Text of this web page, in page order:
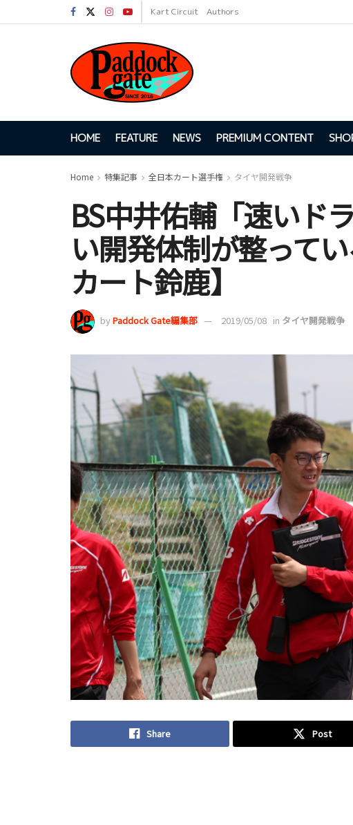
Kart Circuit Authors
HOME FEATURE NEWS PREMIUM CONTENT
Home 特集記事 全日本カート選手権 タイヤ開発戦争
BS中井佑輔「速いド
い開発体制が整って
カート鈴鹿】
byPaddock Gate編集部 2019/05/08 in タイヤ開発戦争
Share Post